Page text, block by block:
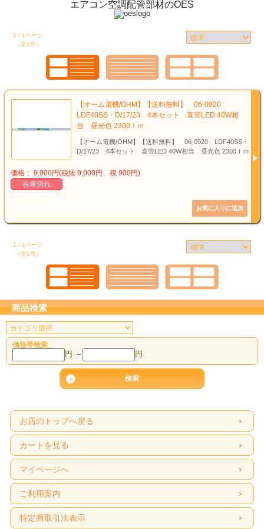
エアコン空調配管部材のOES
1 / 1ページ
（全1件）
【オーム電機/OHM】【送料無料】 06-0920
LDF40SS・D/17/23 4本セット 直管LED 40W相
当 昼光色 2300ｌｍ
【オーム電機/OHM】【送料無料】 06-0920 LDF40SS・
D/17/23 4本セット 直管LED 40W相当 昼光色 2300ｌｍ
価格： 9,900円(税抜 9,000円、税 900円)
在庫切れ
1 / 1ページ
（全1件）
商品検索
価格帯検索
円 ～ 円
お店のトップへ戻る
カートを見る
マイページへ
ご利用案内
特定商取引法表示